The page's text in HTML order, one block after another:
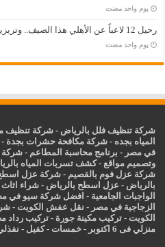
‏يوم واحد مضت
رحيل 12 لاعباً عن الأهلي هذا الصيف.. وتريزيجيه وديانج وبن رمضان في المقدمة
‏يوم واحد مضت
شركة تنظيف فلل بالرياض -شركة تنظيف
المياه بجده -شركة مكافحة حشرات بجدة -
في مصر - برنامج محاسبة المطاعم -شركة
وتصميم مواقع -كشف تسربات المياه
شركة عزل فوم بالقصيم -شركة عزل
بالرياض - عزل اسطح بالرياض -شراء
الواجبات الجامعية - افضل شركة سيو في
الزجاجية في مصر - نقل عفش الكويت -
الكويت -تركيب مكينة جورة -تركيب رداد
منزلي فى 6 اكتوبر
-خمسات -كفيل -